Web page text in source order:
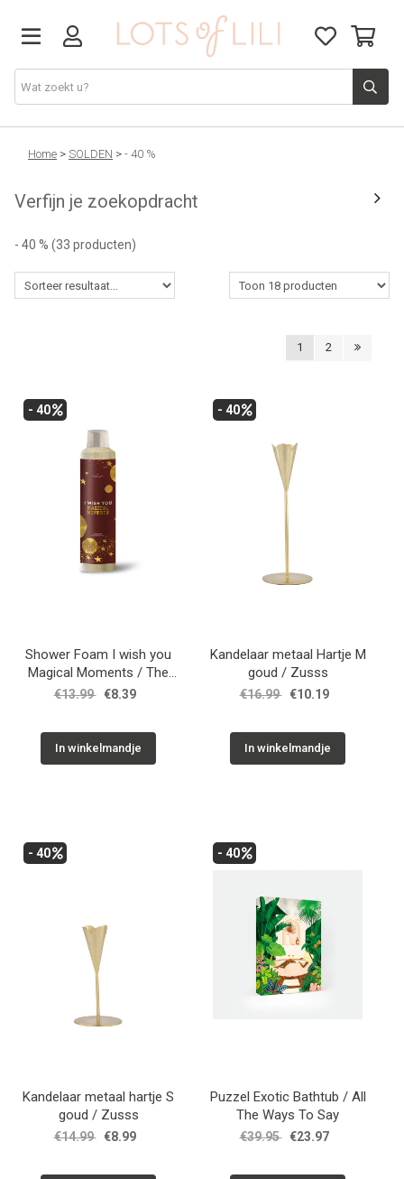
VADERDAG
SOLDEN
GIFT STUDIO
AGENDA'S 2026
JUF/MEESTER
STATIONERY
WELNESS
FOOD
GREEN LIVING
KIDS
Home > SOLDEN > - 40 %
Verfijn je zoekopdracht
- 40 % (33 producten)
1 2
- 40
Shower Foam I wish you
Magical Moments / The
Gift Label
€13.99 €8.39
In winkelmandje
- 40
Kandelaar metaal Hartje M
goud / Zusss
€16.99 €10.19
In winkelmandje
- 40
Kandelaar metaal hartje S
goud / Zusss
€14.99 €8.99
- 40
Puzzel Exotic Bathtub / All
The Ways To Say
€39.95 €23.97